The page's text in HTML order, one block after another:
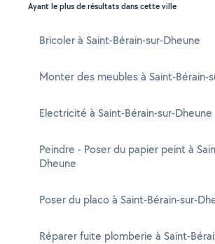
Ayant le plus de résultats dans cette ville
Bricoler à Saint-Bérain-sur-Dheune
Monter des meubles à Saint-Bérain-
Electricité à Saint-Bérain-sur-Dheune
Peindre - Poser du papier peint à
Dheune
Poser du placo à Saint-Bérain-sur-
Réparer fuite plomberie à Saint-